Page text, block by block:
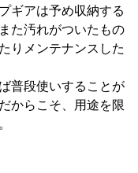
ギアは予め収納する
た汚れがついたもの
りメンテナンスした
普段使いすることが
からこそ、用途を限